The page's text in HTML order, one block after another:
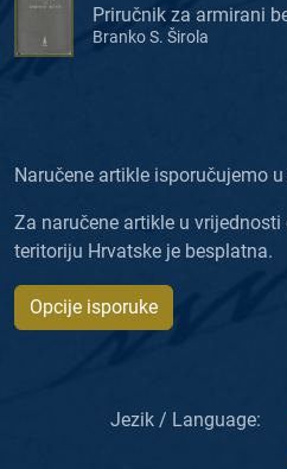
Priručnik za armirani
Branko S. Širola
Naručene artikle isporučujemo
Za naručene artikle u
teritoriju Hrvatske je besplatna.
Opcije isporuke
Jezik / Language: